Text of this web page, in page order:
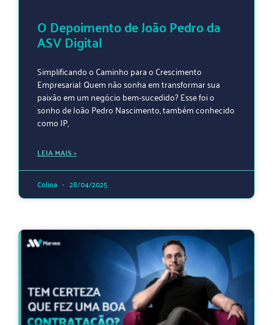
O Depoimento de João Pedro da
ASV Digital
Simplificando o Caminho para o Crescimento
Empresarial: Quem não sonha em transformar sua
paixão em um negócio bem-sucedido? Esse foi o
sonho de João Pedro Nascimento, também conhecido
como JP,
LEIA MAIS »
Colina 28/04/2025